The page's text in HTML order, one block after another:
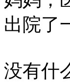
出院了
没有什